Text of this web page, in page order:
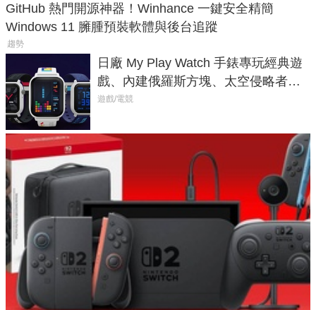
GitHub 熱門開源神器！Winhance 一鍵安全精簡
Windows 11 臃腫預裝軟體與後台追蹤
趨勢
日廠 My Play Watch 手錶專玩經典遊
戲、內建俄羅斯方塊、太空侵略者，
不過竟然不能連手機？
遊戲/電競